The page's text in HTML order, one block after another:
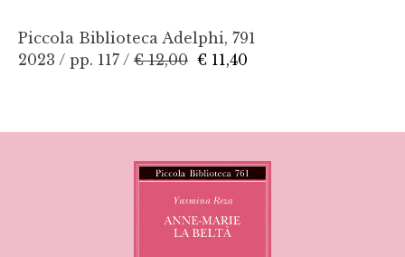
Piccola Biblioteca Adelphi, 791
2023 / pp. 117 / € 12,00 € 11,40